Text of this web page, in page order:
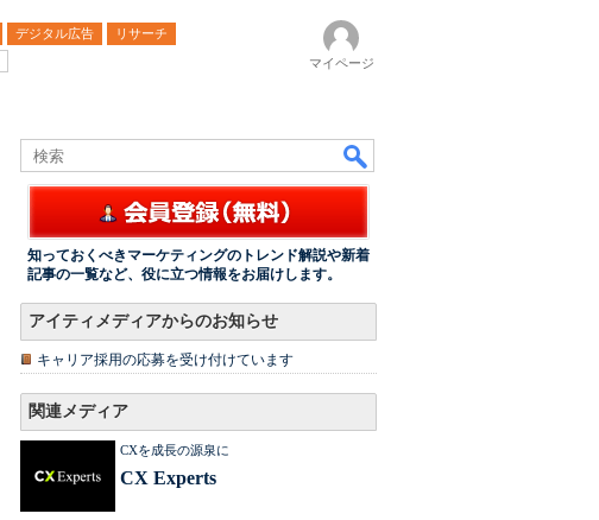
デジタル広告
リサーチ
マイページ
知っておくべきマーケティングのトレンド解説や新着
記事の一覧など、役に立つ情報をお届けします。
アイティメディアからのお知らせ
キャリア採用の応募を受け付けています
関連メディア
CXを成長の源泉に
CX Experts